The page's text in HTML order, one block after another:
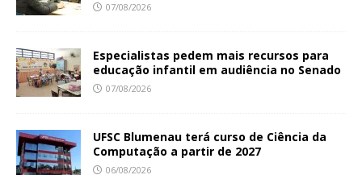
07/08/2026
Especialistas pedem mais recursos para
educação infantil em audiência no Senado
07/08/2026
UFSC Blumenau terá curso de Ciência da
Computação a partir de 2027
06/08/2026